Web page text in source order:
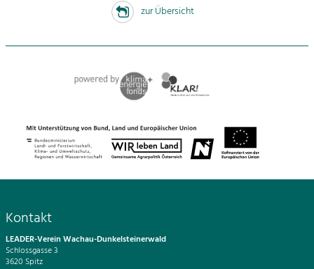
zur Übersicht
Kontakt
LEADER-Verein Wachau-Dunkelsteinerwald
Schlossgasse 3
3620 Spitz